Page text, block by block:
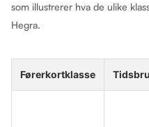
som illustrerer hva de ulike
Hegra.
Førerkortklasse